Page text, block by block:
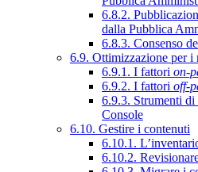
6.8.2.
dalla Pubblica
6.8.3. Consenso
6.9. Ottimizzazione per
6.9.1. I fattori on-
6.9.2. I fattori off-
6.9.3. Strumenti di
Console
6.10. Gestire i contenuti
6.10.1.
6.10.2.